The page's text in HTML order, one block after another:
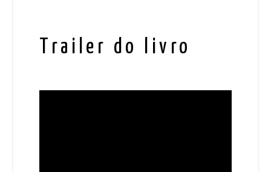
Trailer do livro